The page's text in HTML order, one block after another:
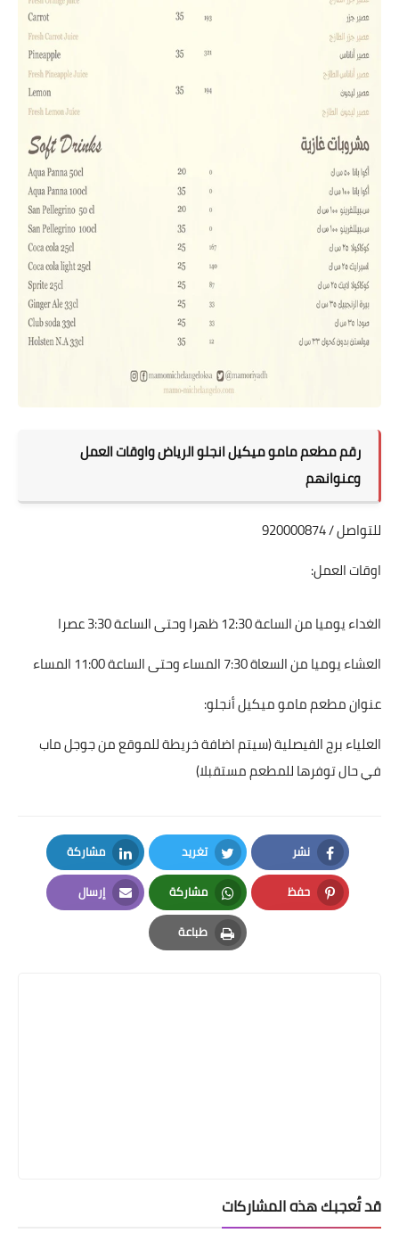
رقم مطعم مامو ميكيل انجلو الرياض واوقات العمل
وعنوانهم
للتواصل / 920000874
اوقات العمل:
الغداء يوميا من الساعة 12:30 ظهرا وحتى الساعة 3:30 عصرا
العشاء يوميا من السعاة 7:30 المساء وحتى الساعة 11:00 المساء
عنوان مطعم مامو ميكيل أنجلو:
العلياء برج الفيصلية (سيتم اضافة خريطة للموقع من جوجل ماب
في حال توفرها للمطعم مستقبلا)
نشر
Facebook
تغريد
Twitter
مشاركة
LinkedIn
حفظ
Pinterest
مشاركة
Whatsapp
إرسال
Email
طباعة
Print
قد تُعجبك هذه المشاركات